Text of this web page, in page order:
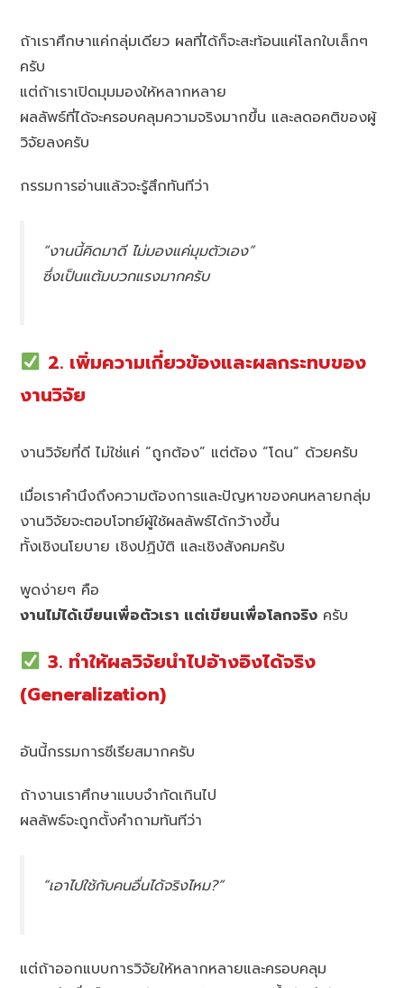
ถ้าเราศึกษาแค่กลุ่มเดียว ผลที่ได้ก็จะสะท้อนแค่โลกใบเล็กๆ
ครับ
แต่ถ้าเราเปิดมุมมองให้หลากหลาย
ผลลัพธ์ที่ได้จะครอบคลุมความจริงมากขึ้น และลดอคติของผู้
วิจัยลงครับ
กรรมการอ่านแล้วจะรู้สึกทันทีว่า
“งานนี้คิดมาดี ไม่มองแค่มุมตัวเอง”
ซึ่งเป็นแต้มบวกแรงมากครับ
2. เพิ่มความเกี่ยวข้องและผลกระทบของ
งานวิจัย
งานวิจัยที่ดี ไม่ใช่แค่ “ถูกต้อง” แต่ต้อง “โดน” ด้วยครับ
เมื่อเราคำนึงถึงความต้องการและปัญหาของคนหลายกลุ่ม
งานวิจัยจะตอบโจทย์ผู้ใช้ผลลัพธ์ได้กว้างขึ้น
ทั้งเชิงนโยบาย เชิงปฏิบัติ และเชิงสังคมครับ
พูดง่ายๆ คือ
งานไม่ได้เขียนเพื่อตัวเรา แต่เขียนเพื่อโลกจริง ครับ
3. ทำให้ผลวิจัยนำไปอ้างอิงได้จริง
(Generalization)
อันนี้กรรมการซีเรียสมากครับ
ถ้างานเราศึกษาแบบจำกัดเกินไป
ผลลัพธ์จะถูกตั้งคำถามทันทีว่า
“เอาไปใช้กับคนอื่นได้จริงไหม?”
แต่ถ้าออกแบบการวิจัยให้หลากหลายและครอบคลุม